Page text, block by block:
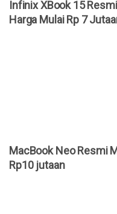
Infinix XBook 15
Harga Mulai Rp 7
MacBook Neo Resmi
Rp10 jutaan